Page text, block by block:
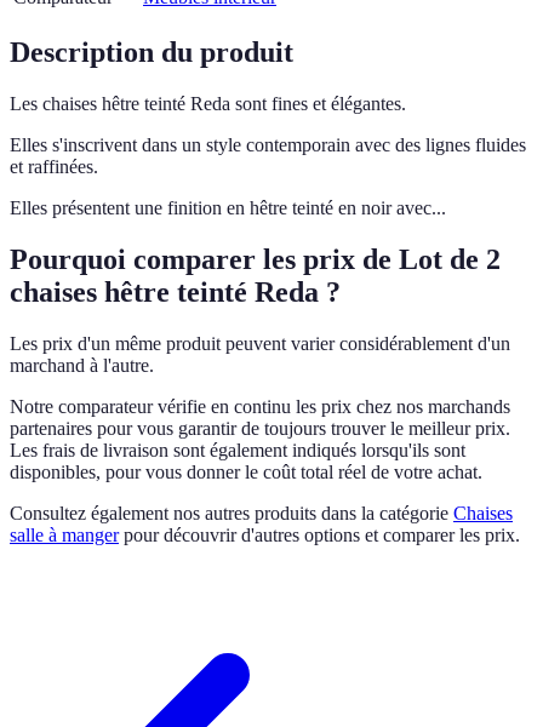
Description du produit
Les chaises hêtre teinté Reda sont fines et élégantes.
Elles s'inscrivent dans un style contemporain avec des lignes fluides
et raffinées.
Elles présentent une finition en hêtre teinté en noir avec...
Pourquoi comparer les prix de Lot de 2
chaises hêtre teinté Reda ?
Les prix d'un même produit peuvent varier considérablement d'un
marchand à l'autre.
Notre comparateur vérifie en continu les prix chez nos marchands
partenaires pour vous garantir de toujours trouver le meilleur prix.
Les frais de livraison sont également indiqués lorsqu'ils sont
disponibles, pour vous donner le coût total réel de votre achat.
Consultez également nos autres produits dans la catégorie Chaises
salle à mangerpour découvrir d'autres options et comparer les prix.